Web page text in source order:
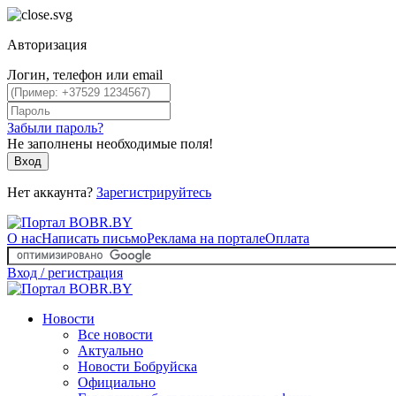
Авторизация
Логин, телефон или email
Забыли пароль?
Не заполнены необходимые поля!
Вход
Нет аккаунта? Зарегистрируйтесь
О насНаписать письмоРеклама на порталеОплата
Вход / регистрация
Новости
Все новости
Актуально
Новости Бобруйска
Официально